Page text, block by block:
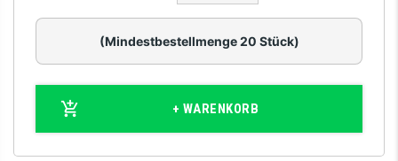
(Mindestbestellmenge 20 Stück)
+ WARENKORB